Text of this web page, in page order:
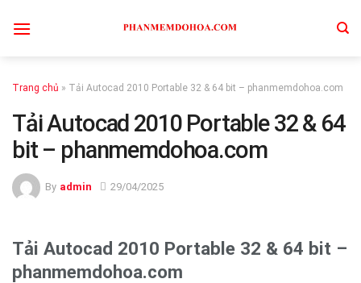
Trang chủ » Tải Autocad 2010 Portable 32 & 64 bit – phanmemdohoa.com
Tải Autocad 2010 Portable 32 & 64
bit – phanmemdohoa.com
By admin 29/04/2025
Tải Autocad 2010 Portable 32 & 64 bit –
phanmemdohoa.com